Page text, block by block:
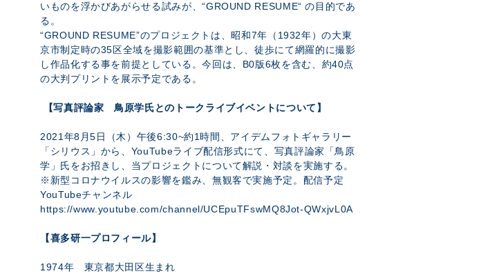
いものを浮かびあがらせる試みが、“GROUND RESUME“ の目的であ
る。
“GROUND RESUME”のプロジェクトは、昭和7年（1932年）の大東
京市制定時の35区全域を撮影範囲の基準とし、徒歩にて網羅的に撮影
し作品化する事を前提としている。今回は、B0版6枚を含む、約40点
の大判プリントを展示予定である。
【写真評論家 鳥原学氏とのトークライブイベントについて】
2021年8月5日（木）午後6:30~約1時間、アイデムフォトギャラリー
「シリウス」から、YouTubeライブ配信形式にて、写真評論家「鳥原
学」氏をお招きし、当プロジェクトについて解説・対談を実施する。
※新型コロナウイルスの影響を鑑み、無観客で実施予定。配信予定
YouTubeチャンネル
https://www.youtube.com/channel/UCEpuTFswMQ8Jot-QWxjvL0A
【喜多研一プロフィール】
1974年 東京都大田区生まれ